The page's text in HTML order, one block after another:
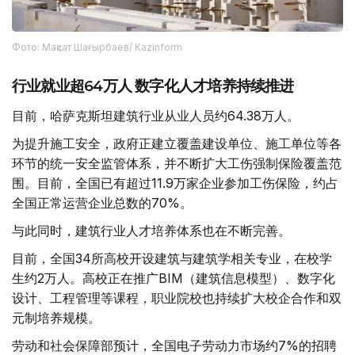
Фото: Мақсат Шағырбаев/ Kazinform
行业就业超64万人 数字化人才培养持续推进
目前，哈萨克斯坦建筑行业从业人员约64.38万人。
为提升施工安全，政府正建立覆盖建设单位、施工单位等各
环节的统一安全监管体系，并不断扩大工伤强制保险覆盖范
围。目前，全国已有超过11.9万家企业参加工伤保险，约占
全国正常运营企业总数的70%。
与此同时，建筑行业人才培养体系也在不断完善。
目前，全国34所高校开设建筑与建筑学相关专业，在校学
生约2万人。高校正在推广BIM（建筑信息模型）、数字化
设计、工程管理等课程，职业院校也持续扩大校企合作和双
元制培养规模。
劳动和社会保障部预计，全国电子劳动力市场约7%的招聘